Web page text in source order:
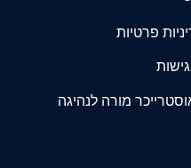
פרטיות
מורה לנהיגה